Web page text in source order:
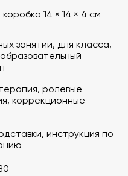
они лёгкие и устойчиво
коробка с крышкой
набора удобными,
или перемещений между
14 × 14 × 4 см
занятий, для класса,
ролевые
коррекционные
инструкция по